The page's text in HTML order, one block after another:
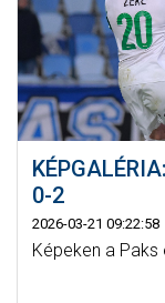
0-2
2026-03-21 09:22:58
Képeken a Paks